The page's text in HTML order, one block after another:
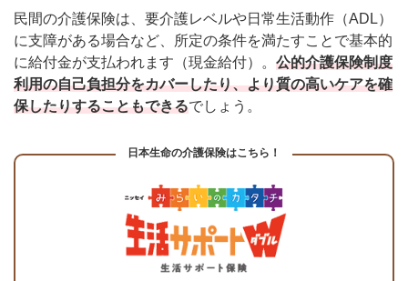
民間の介護保険は、要介護レベルや日常生活動作（ADL）
に支障がある場合など、所定の条件を満たすことで基本的
に給付金が支払われます（現金給付）。 公的介護保険制度
利用の自己負担分をカバーしたり、より質の高いケアを確
保したりすることもできるでしょう。
日本生命の介護保険はこちら！